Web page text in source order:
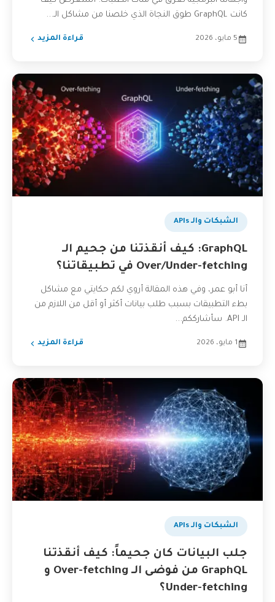
كانت GraphQL طوق النجاة الذي خلصنا من مشاكل الـ...
5 مايو، 2026 قراءة المزيد
الشبكات والـ APIs
GraphQL: كيف أنقذتنا من جحيم الـ
Over/Under-fetching في تطبيقاتنا؟
أنا أبو عمر، وفي هذه المقالة أروي لكم حكايتي مع مشاكل
بطء التطبيقات بسبب طلب بيانات أكثر أو أقل من اللازم من
الـ API. سأشارككم...
1 مايو، 2026 قراءة المزيد
الشبكات والـ APIs
جلب البيانات كان جحيماً: كيف أنقذتنا
GraphQL من فوضى الـ Over-fetching و
Under-fetching؟